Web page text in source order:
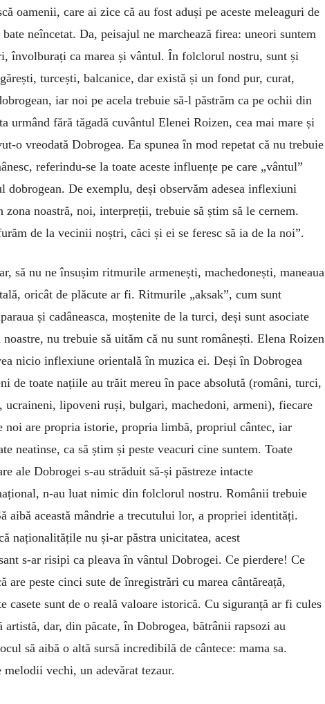
oamenii, care ai zice că au fost aduși pe aceste meleaguri de
neîncetat. Da, peisajul ne marchează firea: uneori suntem
învolburați ca marea și vântul. În folclorul nostru, sunt și
turcești, balcanice, dar există și un fond pur, curat,
iar noi pe acela trebuie să-l păstrăm ca pe ochii din
urmând fără tăgadă cuvântul Elenei Roizen, cea mai mare și
o vreodată Dobrogea. Ea spunea în mod repetat că nu trebuie
referindu-se la toate aceste influențe pe care „vântul”
dobrogean. De exemplu, deși observăm adesea inflexiuni
noastră, noi, interpreții, trebuie să știm să le cernem.
de la vecinii noștri, căci și ei se feresc să ia de la noi”.
să nu ne însușim ritmurile armenești, machedonești, maneaua
oricât de plăcute ar fi. Ritmurile „aksak”, cum sunt
și cadâneasca, moștenite de la turci, deși sunt asociate
noastre, nu trebuie să uităm că nu sunt românești. Elena Roizen
nicio inflexiune orientală în muzica ei. Deși în Dobrogea
de toate națiile au trăit mereu în pace absolută (români, turci,
ucraineni, lipoveni ruși, bulgari, machedoni, armeni), fiecare
noi are propria istorie, propria limbă, propriul cântec, iar
neatinse, ca să știm și peste veacuri cine suntem. Toate
ale Dobrogei s-au străduit să-și păstreze intacte
n-au luat nimic din folclorul nostru. Românii trebuie
aibă această mândrie a trecutului lor, a propriei identități.
naționalitățile nu și-ar păstra unicitatea, acest
s-ar risipi ca pleava în vântul Dobrogei. Ce pierdere! Ce
peste cinci sute de înregistrări cu marea cântăreață,
casete sunt de o reală valoare istorică. Cu siguranță ar fi cules
dar, din păcate, în Dobrogea, bătrânii rapsozi au
să aibă o altă sursă incredibilă de cântece: mama sa.
melodii vechi, un adevărat tezaur.